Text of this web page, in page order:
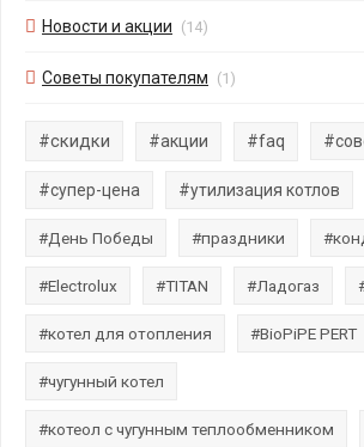
Новости и акции (14)
Советы покупателям (1)
#скидки #акции #faq
#супер-цена #утилизация котлов
#День Победы #праздники
#Electrolux #TITAN #Ладогаз
#котел для отопления #BioPiPE PERT
#чугунный котел
#котеол с чугунным теплообменником